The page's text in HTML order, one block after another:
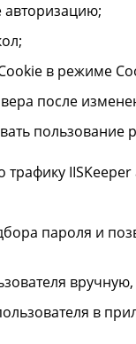
авторизацию;
в режиме
после
пользование
пароля и
вручную,
в